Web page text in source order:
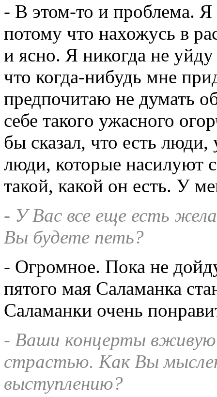
- В этом-то и проблема.
потому что нахожусь в
и ясно. Я никогда не
что когда-нибудь мне
предпочитаю не думать
себе такого ужасного
бы сказал, что есть люди,
люди, которые насилуют
такой, какой он есть. У
- У Вас все еще есть
Вы будете петь?
- Огромное. Пока не
пятого мая Саламанка
Саламанки очень
- Ваши концерты вживую
страстью. Как Вы
выступлению?